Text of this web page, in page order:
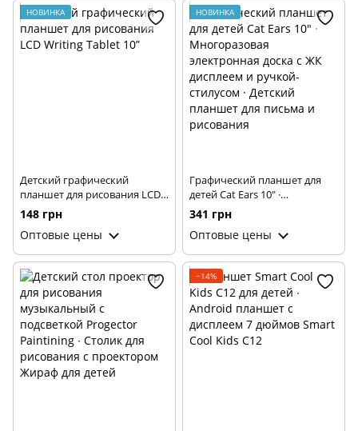
НОВИНКА
Детский графический
планшет для рисования LCD
Writing Tablet 10”
148 грн
Оптовые цены
НОВИНКА
Графический планшет для
детей Cat Ears 10" ·
Многоразовая электронная
доска с ЖК дисплеем и
ручкой-стилусом · Детский
планшет для письма и
рисования
341 грн
Оптовые цены
−14%